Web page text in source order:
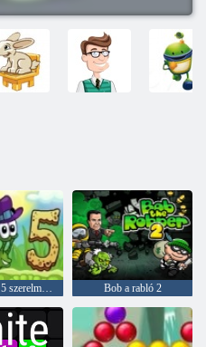
Csiga Bob 5 szerelmi történet Bob a rabló 2